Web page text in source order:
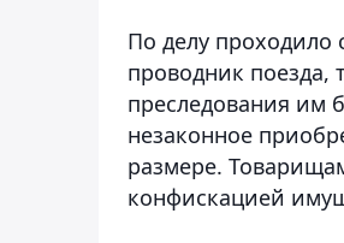
По делу проходило
проводник поезда,
преследования им
незаконное
размере.
конфискацией